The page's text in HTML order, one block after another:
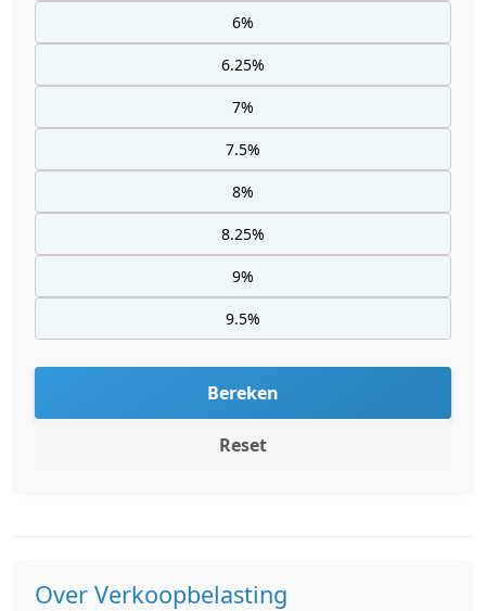
6%
6.25%
7%
7.5%
8%
8.25%
9%
9.5%
Bereken
Reset
Over Verkoopbelasting